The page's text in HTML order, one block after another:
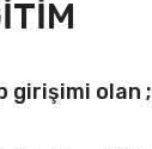
girişimi olan ;